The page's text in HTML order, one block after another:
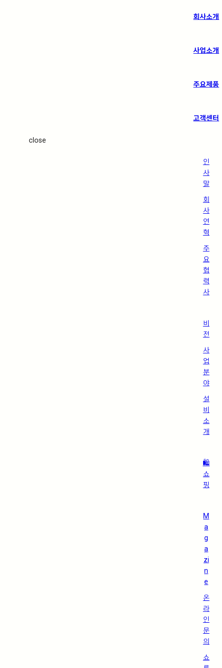
회사소개
사업소개
주요제품
고객센터
close
인
사
말
회
사
연
혁
주
요
협
력
사
비
전
사
업
분
야
설
비
소
개
🛍️
쇼
핑
M
a
g
a
zi
n
e
온
라
인
문
의
쇼